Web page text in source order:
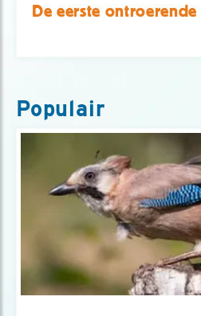
De eerste
Populair